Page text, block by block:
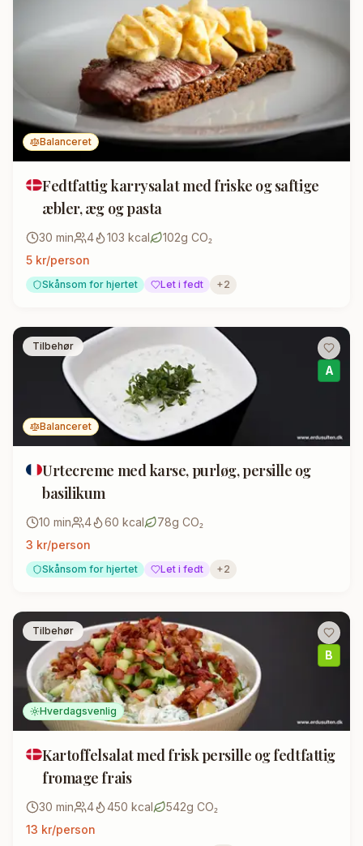
Balanceret
Fedtfattig karrysalat med friske og saftige
æbler, æg og pasta
30 min 4 103 kcal 102g CO₂
5 kr/person
Skånsom for hjertet Let i fedt +2
Balanceret
Tilbehør
A
Urtecreme med karse, purløg, persille og
basilikum
10 min 4 60 kcal 78g CO₂
3 kr/person
Skånsom for hjertet Let i fedt +2
Hverdagsvenlig
Tilbehør
B
Kartoffelsalat med frisk persille og fedtfattig
fromage frais
30 min 4 450 kcal 542g CO₂
13 kr/person